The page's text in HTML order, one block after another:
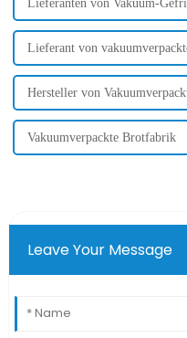
Lieferanten von Vakuum-
Lieferant von
Hersteller von
Vakuumverpackte Brotfabrik
Leave Your Message